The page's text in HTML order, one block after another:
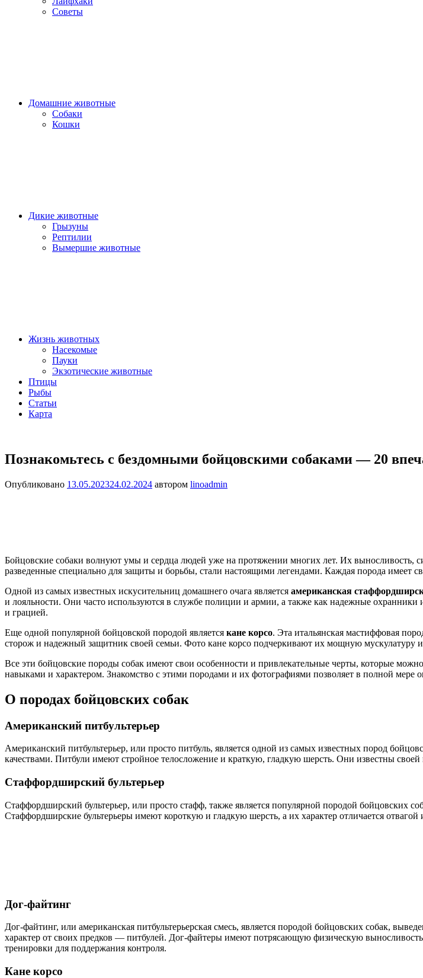
Советы
Домашние животные
Собаки
Кошки
Дикие животные
Грызуны
Рептилии
Вымершие животные
Жизнь животных
Насекомые
Пауки
Экзотические животные
Птицы
Рыбы
Статьи
Карта
Познакомьтесь с бездомными бойцовскими собаками — 20
Опубликовано 13.05.202324.02.2024 автором linoadmin
Бойцовские собаки волнуют умы и сердца людей уже на протяжении многих лет. Их выносливость,
разведенные специально для защиты и борьбы, стали настоящими легендами. Каждая порода имеет
Одной из самых известных искусительниц домашнего очага является американская
и лояльности. Они часто используются в службе полиции и армии, а также как надежные
и грацией.
Еще одной популярной бойцовской породой является кане корсо. Эта итальянская мастиффовая
сторож и надежный защитник своей семьи. Фото кане корсо подчеркивают их мощную мускулатуру
Все эти бойцовские породы собак имеют свои особенности и привлекательные черты, которые
навыками и характером. Знакомство с этими породами и их фотографиями позволяет в полной мере
О породах бойцовских собак
Американский питбультерьер
Американский питбультерьер, или просто питбуль, является одной из самых известных пород
качествами. Питбули имеют стройное телосложение и краткую, гладкую шерсть. Они известны
Стаффордширский бультерьер
Стаффордширский бультерьер, или просто стафф, также является популярной породой
Стаффордширские бультерьеры имеют короткую и гладкую шерсть, а их характер отличается
Дог-файтинг
Дог-файтинг, или американская питбультерьерская смесь, является породой бойцовских собак,
характер от своих предков — питбулей. Дог-файтеры имеют потрясающую физическую
тренировки для поддержания контроля.
Кане корсо